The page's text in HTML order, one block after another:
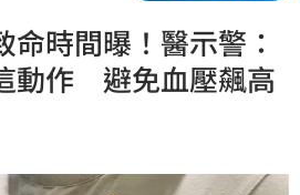
命時間曝！醫示警：
動作 避免血壓飆高